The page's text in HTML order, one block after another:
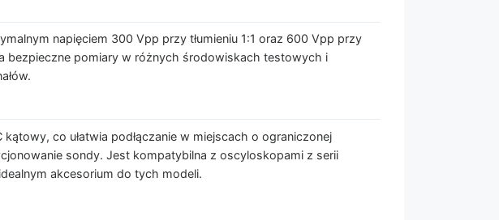
napięciem 300 Vpp przy tłumieniu 1:1 oraz 600 Vpp przy
bezpieczne pomiary w różnych środowiskach testowych i
co ułatwia podłączanie w miejscach o ograniczonej
sondy. Jest kompatybilna z oscyloskopami z serii
akcesorium do tych modeli.